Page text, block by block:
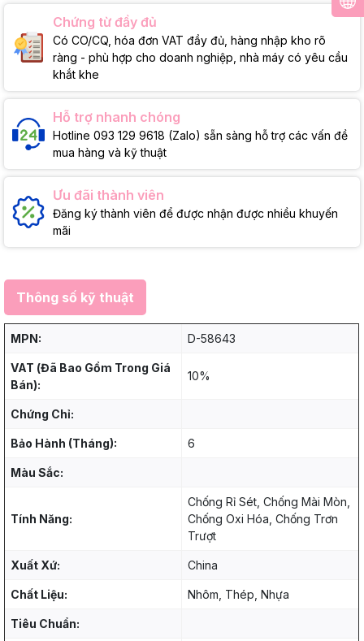
Chứng từ đầy đủ
Có CO/CQ, hóa đơn VAT đầy đủ, hàng nhập kho rõ
ràng - phù hợp cho doanh nghiệp, nhà máy có yêu cầu
khắt khe
Hỗ trợ nhanh chóng
Hotline 093 129 9618 (Zalo) sẵn sàng hỗ trợ các vấn đề
mua hàng và kỹ thuật
Ưu đãi thành viên
Đăng ký thành viên để được nhận được nhiều khuyến
mãi
Thông số kỹ thuật
MPN: D-58643
VAT (Đã Bao Gồm Trong Giá
Bán):
10%
Chứng Chỉ:
Bảo Hành (Tháng): 6
Màu Sắc:
Tính Năng:
Chống Rỉ Sét, Chống Mài Mòn,
Chống Oxi Hóa, Chống Trơn
Trượt
Xuất Xứ: China
Chất Liệu: Nhôm, Thép, Nhựa
Tiêu Chuẩn: